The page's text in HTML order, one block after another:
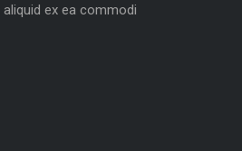
ex ea commodi